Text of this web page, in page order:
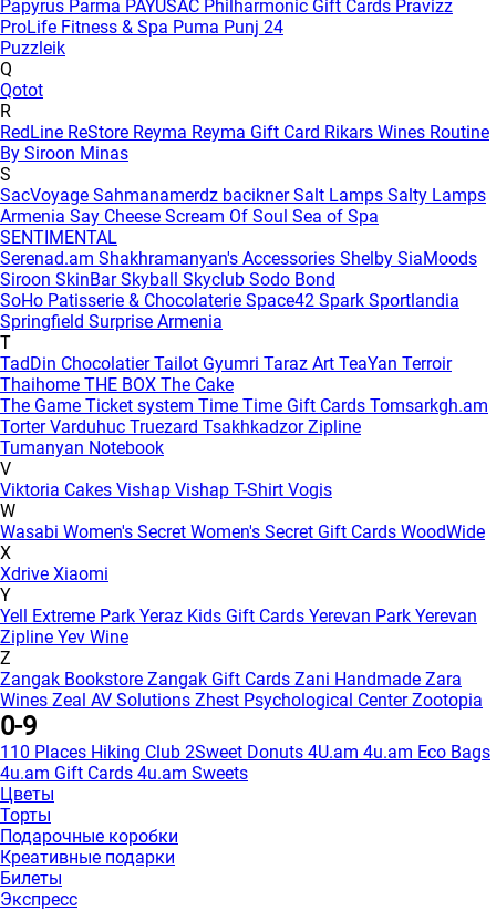
Papyrus Parma PAYUSAC Philharmonic Gift Cards Pravizz
ProLife Fitness & Spa Puma Punj 24
Puzzleik
Q
Qotot
R
RedLine ReStore Reyma Reyma Gift Card Rikars Wines Routine
By Siroon Minas
S
SacVoyage Sahmanamerdz baciknerSalt Lamps Salty Lamps
Armenia Say Cheese Scream Of Soul Sea of Spa
SENTIMENTAL
Serenad.am Shakhramanyan's Accessories Shelby SiaMoods
Siroon SkinBarSkyball Skyclub Sodo Bond
SoHo Patisserie & Chocolaterie Space42 Spark Sportlandia
Springfield Surprise Armenia
T
TadDin ChocolatierTailot Gyumri Taraz Art TeaYan Terroir
Thaihome THE BOX The Cake
The Game Ticket system Time Time Gift Cards Tomsarkgh.am
Torter Varduhuc Truezard Tsakhkadzor Zipline
Tumanyan Notebook
V
Viktoria Cakes Vishap Vishap T-Shirt Vogis
W
Wasabi Women's Secret Women's Secret Gift Cards WoodWide
X
Xdrive Xiaomi
Y
Yell Extreme Park Yeraz Kids Gift Cards Yerevan Park Yerevan
Zipline Yev Wine
Z
Zangak Bookstore Zangak Gift Cards Zani Handmade Zara
Wines Zeal AV Solutions Zhest Psychological CenterZootopia
0-9
110 Places Hiking Club 2Sweet Donuts 4U.am 4u.am Eco Bags
4u.am Gift Cards 4u.am Sweets
Цветы
Торты
Подарочные коробки
Креативные подарки
Билеты
Экспресс